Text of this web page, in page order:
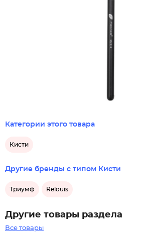
Категории этого товара
Кисти
Другие бренды с типом Кисти
Триумф Relouis
Другие товары раздела
Все товары